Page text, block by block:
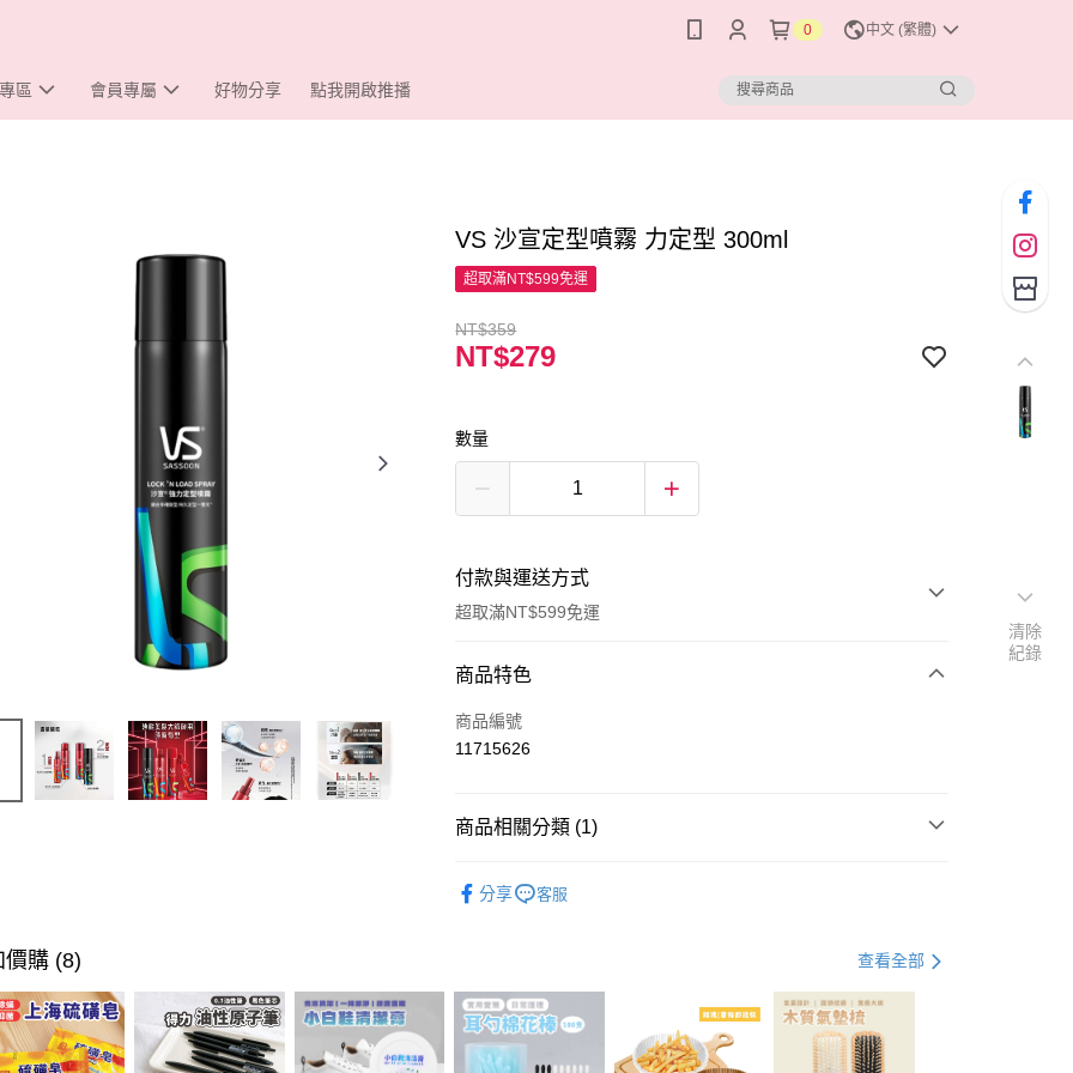
0 中文 (繁體)
區 會員專屬 好物分享 點我開啟推播
VS 沙宣定型噴霧 力定型 300ml
超取滿NT$599免運
NT$359
NT$279
數量
付款與運送方式
超取滿NT$599免運
付款方式
信用卡一次付款
街口支付
運送方式
商品特色
商品編號
11715626
商品相關分類 (1)
分享
客服
價購 (8) 查看全部
清除
紀錄